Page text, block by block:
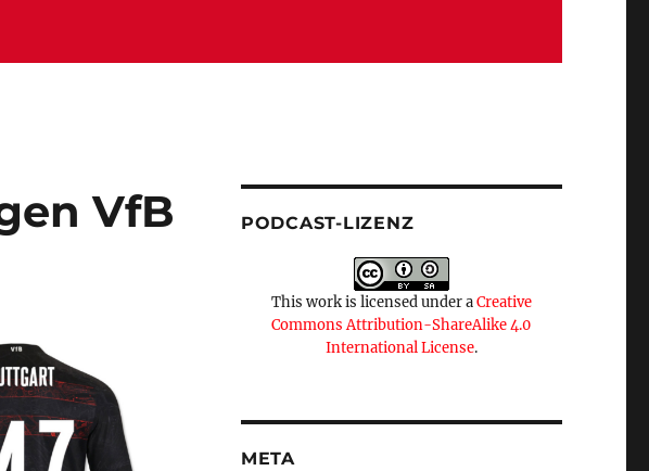
VfB
PODCAST-LIZENZ
This work is licensed under aCreative
Commons Attribution-ShareAlike 4.0
International License.
META